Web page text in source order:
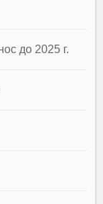
до 2025 г.